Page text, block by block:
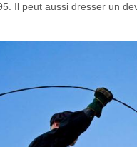
Il peut aussi dresser un